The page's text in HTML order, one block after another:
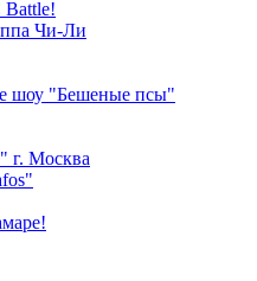
Чи-Ли
шоу "Бешеные псы"
г. Москва